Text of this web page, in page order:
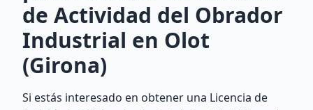
de Actividad del Obrador
Industrial en Olot
(Girona)
Si estás interesado en obtener una Licencia de